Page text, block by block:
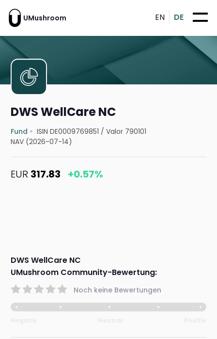
UMushroom EN DE
DWS WellCare NC
Fund ISIN DE0009769851 /Valor 790101
NAV (2026-07-14)
EUR 317.83 +0.57%
DWS WellCare NC
UMushroom Community-Bewertung:
Noch keine Bewertungen